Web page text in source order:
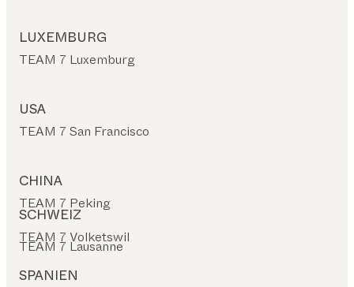
LUXEMBURG
TEAM 7 Luxemburg
USA
TEAM 7 San Francisco
CHINA
TEAM 7 Peking
SCHWEIZ
TEAM 7 Volketswil
TEAM 7 Lausanne
SPANIEN